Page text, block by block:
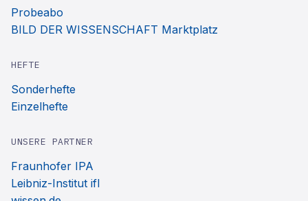
Probeabo
BILD DER WISSENSCHAFT Marktplatz
HEFTE
Sonderhefte
Einzelhefte
UNSERE PARTNER
Fraunhofer IPA
Leibniz-Institut ifl